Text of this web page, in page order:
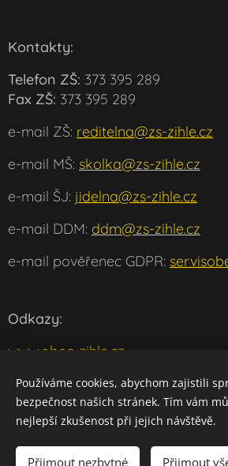
Kontakty:
Telefon ZŠ: 373 395 289
Fax ZŠ: 373 395 289
e-mail ZŠ: reditelna@zs-zihle.cz
e-mail MŠ: skolka@zs-zihle.cz
e-mail ŠJ: jidelna@zs-zihle.cz
e-mail DDM: ddm@zs-zihle.cz
e-mail pověřenec GDPR:
Odkazy:
www.obec-zihle.cz
www.msmt.cz
www.klaster-plasy.cz
Používáme cookies, abychom zajistili
bezpečnost našich stránek. Tím vám
nejlepší zkušenost při jejich návštěvě.
Přijmout nezbytné Přijmout